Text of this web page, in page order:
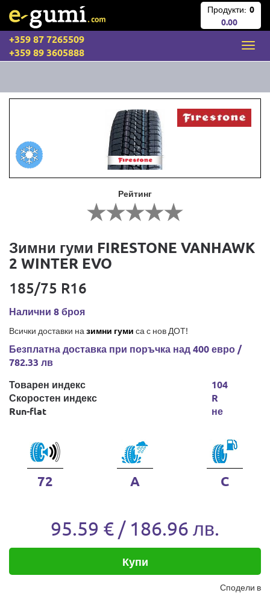
Продукти: 0
0.00
+359 87 7265509
+359 89 3605888
Рейтинг
Зимни гуми FIRESTONE VANHAWK
2 WINTER EVO
185/75 R16
Налични 8 броя
Всички доставки на зимни гуми са с нов ДОТ!
Безплатна доставка при поръчка над 400 евро /
782.33 лв
Товарен индекс
Скоростен индекс
Run-flat
104
R
не
72 A C
95.59 € / 186.96 лв.
Купи
Сподели в